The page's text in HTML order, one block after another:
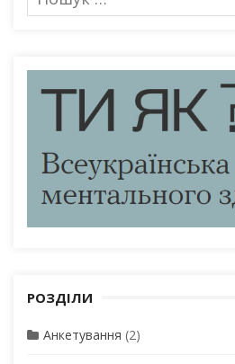
РОЗДІЛИ
Анкетування (2)